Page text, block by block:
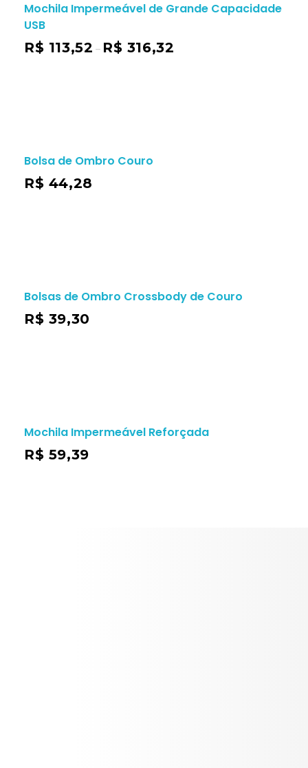
Mochila Impermeável de Grande Capacidade
USB
R$ 113,52 – R$ 316,32
Bolsa de Ombro Couro
R$ 44,28
Bolsas de Ombro Crossbody de Couro
R$ 39,30
Mochila Impermeável Reforçada
R$ 59,39